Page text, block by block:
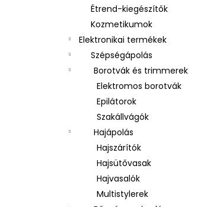
Étrend-kiegészítők
Kozmetikumok
Elektronikai termékek
Szépségápolás
Borotvák és trimmerek
Elektromos borotvák
Epilátorok
Szakállvágók
Hajápolás
Hajszárítók
Hajsütővasak
Hajvasalók
Multistylerek